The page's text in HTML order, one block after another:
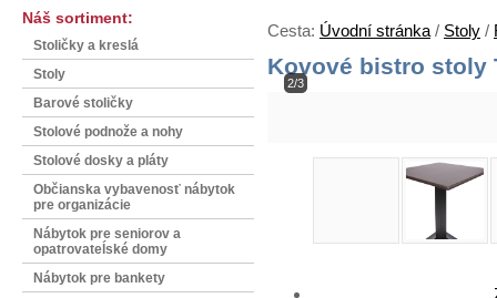
Náš sortiment:
Stoličky a kreslá
Stoly
Barové stoličky
Stolové podnože a nohy
Stolové dosky a pláty
Občianska vybavenosť nábytok
pre organizácie
Nábytok pre seniorov a
opatrovateĺské domy
Nábytok pre bankety
Cesta: Úvodní stránka / Stoly /
Kovové bistro stoly
2/3